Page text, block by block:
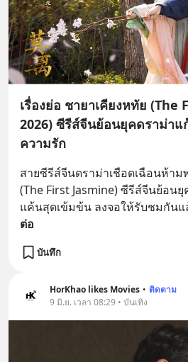
เรื่องย่อ ชายาเคียงหทัย (The
2026) ซีรีส์จีนย้อนยุคดราม่า
ความรัก
สายซีรีส์จีนดราม่าเชือดเฉือนห้าม
(The First Jasmine) ซีรีส์จีนย้อน
แค้นสุดเข้มข้น ลงจอให้รับชมกันแ
ต่อ
บันทึก
HorKhao likes Movies • ติดตาม
9 มิ.ย. เวลา 08:29 • บันเทิง